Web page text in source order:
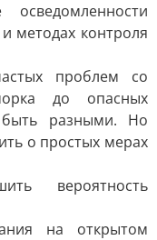
методах контроля
проблем со
до опасных
разными. Но
о простых мерах
вероятность
на открытом